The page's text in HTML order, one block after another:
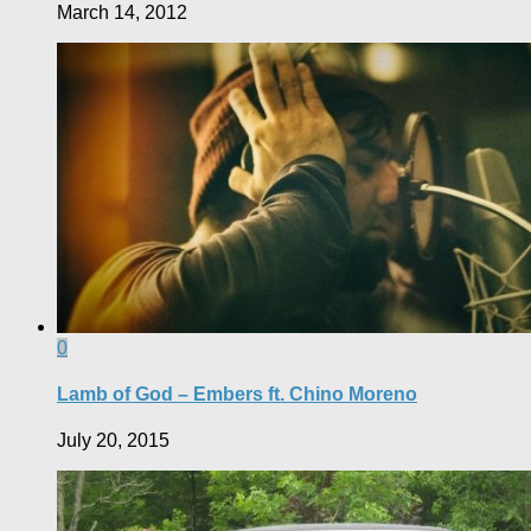
March 14, 2012
0
Lamb of God – Embers ft. Chino Moreno
July 20, 2015